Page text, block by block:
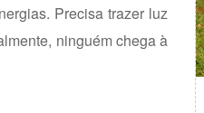
Precisa trazer luz
ninguém chega à